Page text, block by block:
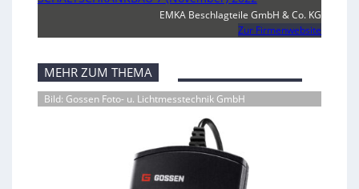
EMKA Beschlagteile GmbH & Co. KG
Zur Firmenwebsite
MEHR ZUM THEMA
Bild: Gossen Foto- u. Lichtmesstechnik GmbH